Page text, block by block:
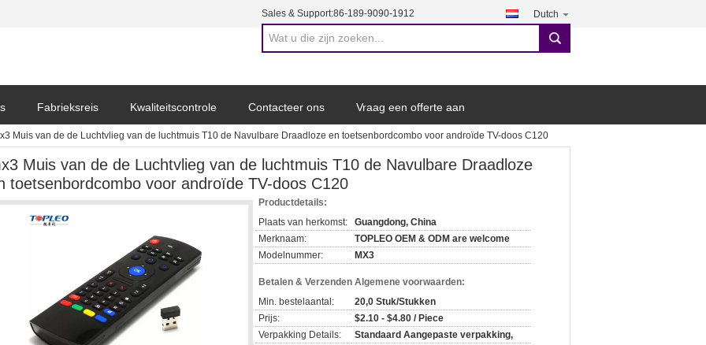
Sales & Support:86-189-9090-1912 Dutch
search
Fabrieksreis Kwaliteitscontrole Contacteer ons Vraag een offerte aan
Muis van de de Luchtvlieg van de luchtmuis T10 de Navulbare Draadloze en toetsenbordcombo voor androïde TV-doos C120
Muis van de de Luchtvlieg van de luchtmuis T10 de Navulbare Draadloze
toetsenbordcombo voor androïde TV-doos C120
Productdetails:
Plaats van herkomst:
Guangdong, China
Merknaam:
TOPLEO OEM & ODM are welcome
Modelnummer:
MX3
Betalen & Verzenden Algemene voorwaarden:
Min. bestelaantal:
20,0 Stuk/Stukken
Prijs:
$2.10 - $4.80 / Piece
Verpakking Details:
Standaard Aangepaste verpakking,